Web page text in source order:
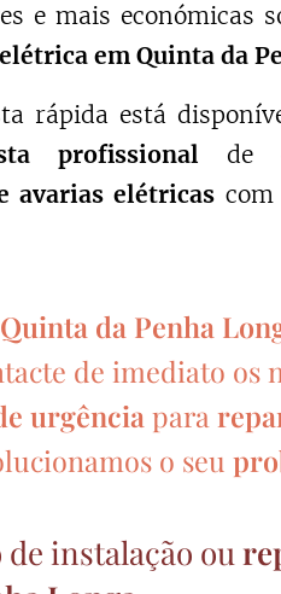
e mais económicas
em Quinta da
rápida está
profissional de
avarias elétricas com
da Penha
de imediato os
urgência para
o seu
instalação ou